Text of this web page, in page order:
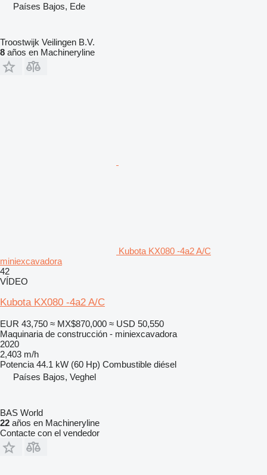
Países Bajos, Ede
Troostwijk Veilingen B.V.
8 años en Machineryline
Kubota KX080 -4a2 A/C
miniexcavadora
42
VÍDEO
Kubota KX080 -4a2 A/C
EUR 43,750 ≈ MX$870,000 ≈ USD 50,550
Maquinaria de construcción - miniexcavadora
2020
2,403 m/h
Potencia 44.1 kW (60 Hp) Combustible diésel
Países Bajos, Veghel
BAS World
22 años en Machineryline
Contacte con el vendedor